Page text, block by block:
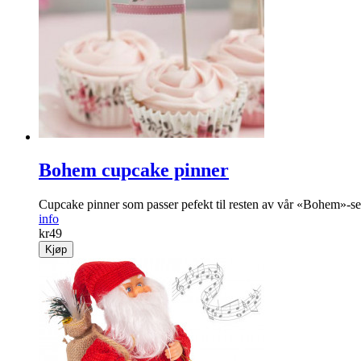
Bohem cupcake pinner
Cupcake pinner som passer pefekt til resten av vår «Bohem»-
info
kr49
Kjøp